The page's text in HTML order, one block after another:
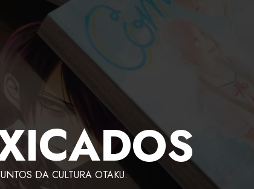
DA CULTURA OTAKU.